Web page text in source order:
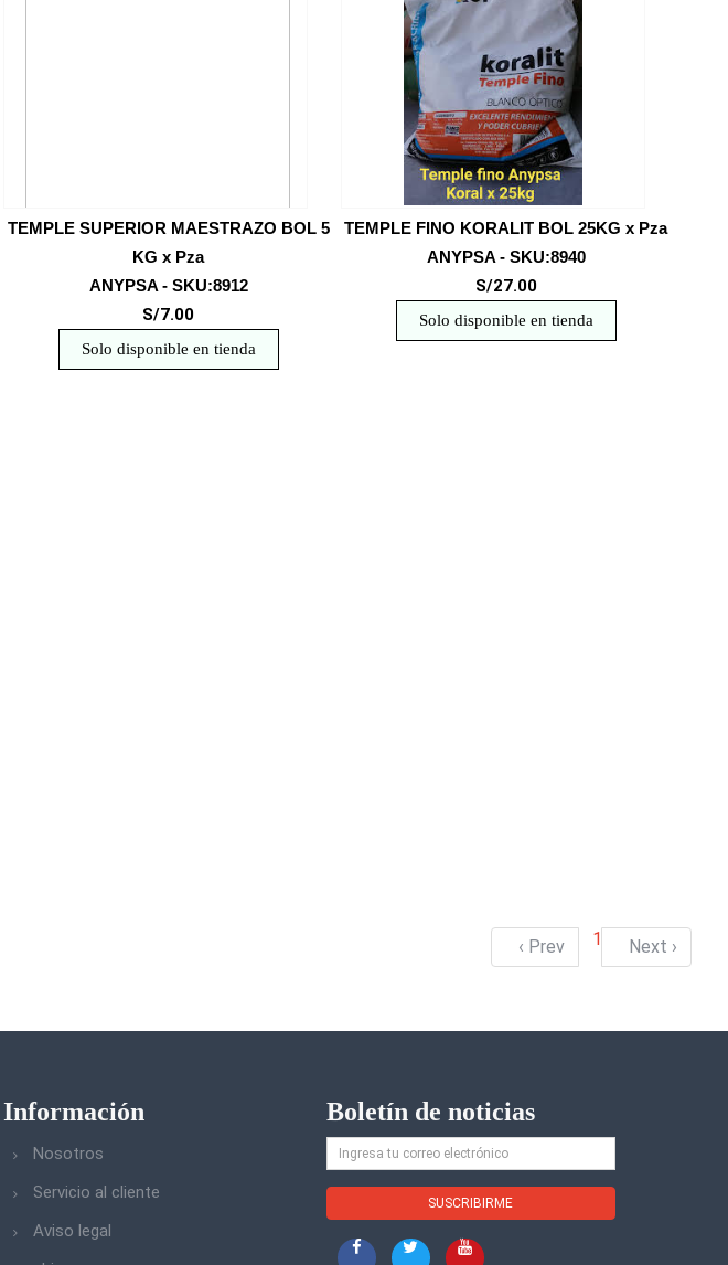
TEMPLE SUPERIOR MAESTRAZO BOL 5
KG x Pza
ANYPSA - SKU:8912
S/7.00
Solo disponible en tienda
TEMPLE FINO KORALIT BOL 25KG x Pza
ANYPSA - SKU:8940
S/27.00
Solo disponible en tienda
‹ Prev 1 Next ›
Información
Nosotros
Servicio al cliente
Aviso legal
Boletín de noticias